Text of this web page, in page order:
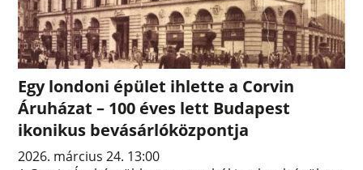
Egy londoni épület ihlette a Corvin
Áruházat – 100 éves lett Budapest
ikonikus bevásárlóközpontja
2026. március 24. 13:00